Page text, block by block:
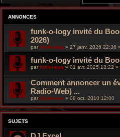
ANNONCES
funk-o-logy invité du
2026)
par funkiness » 27 janv. 2026 22:36
funk-o-logy invité du
parfunkiness » 01 avr. 2025 18:22 »
Comment annoncer un
Radio-Web) ...
par funkiness » 08 oct. 2010 12:00
SUJETS